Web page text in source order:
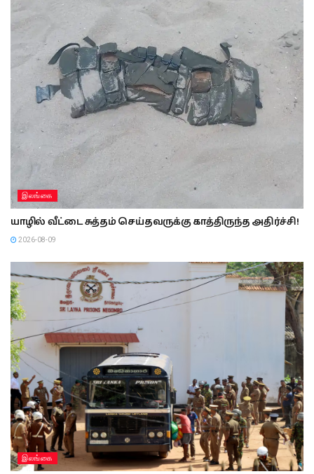
இலங்கை
யாழில் வீட்டை சுத்தம் செய்தவருக்கு காத்திருந்த அதிர்ச்சி!
2026-08-09
இலங்கை